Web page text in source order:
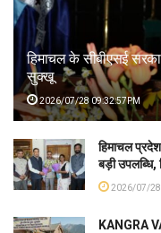
हिमाचल के सीबीएसई
सुक्खू
2026/07/28 09:32:57PM
हिमाचल
बड़ी
2026/07/28
KANGRA